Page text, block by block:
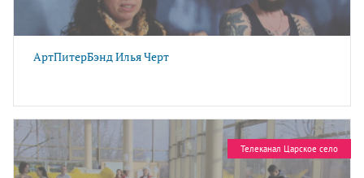
АртПитерБэнд Илья Черт
Телеканал Царское село